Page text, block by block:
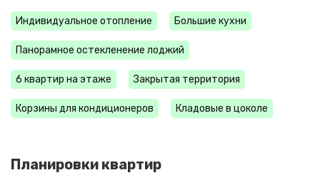
Индивидуальное отопление Большие кухни
Панорамное остекленение лоджий
6 квартир на этаже Закрытая территория
Корзины для кондиционеров Кладовые в цоколе
Планировки квартир